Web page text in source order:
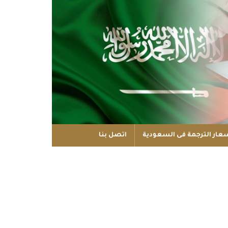
الترجمة فى السعودية اتصل بنا